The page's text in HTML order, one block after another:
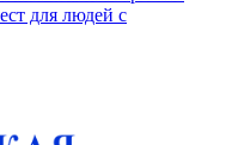
для людей с